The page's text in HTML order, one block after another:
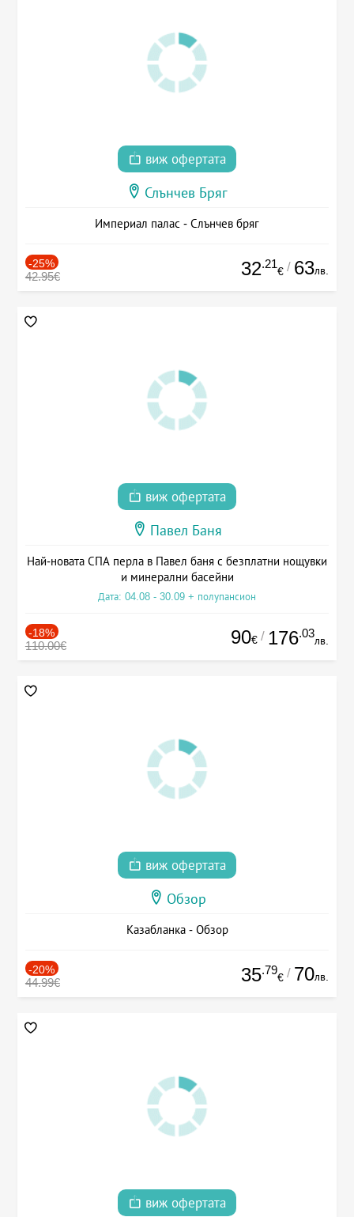
виж офертата
Слънчев Бряг
Империал палас - Слънчев бряг
-25%
42.95€ 32.21
€ / 63лв.
виж офертата
Павел Баня
Най-новата СПА перла в Павел баня с безплатни нощувки
и минерални басейни
Дата: 04.08 - 30.09 + полупансион
-18%
110.00€ 90€ / 176.03
лв.
виж офертата
Обзор
Казабланка - Обзор
-20%
44.99€ 35.79
€ / 70лв.
виж офертата